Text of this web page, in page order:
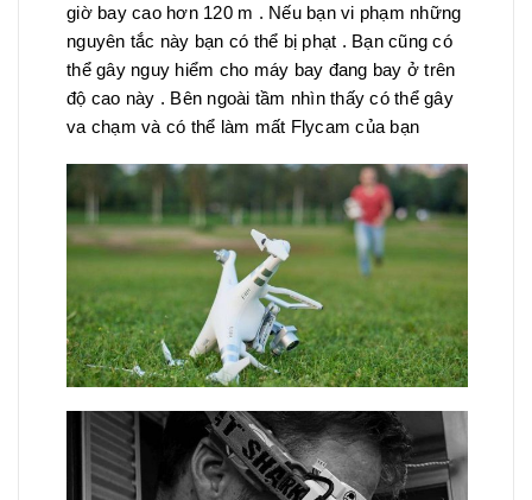
giờ bay cao hơn 120 m . Nếu bạn vi phạm những
nguyên tắc này bạn có thể bị phạt . Bạn cũng có
thể gây nguy hiểm cho máy bay đang bay ở trên
độ cao này . Bên ngoài tầm nhìn thấy có thể gây
va chạm và có thể làm mất Flycam của bạn